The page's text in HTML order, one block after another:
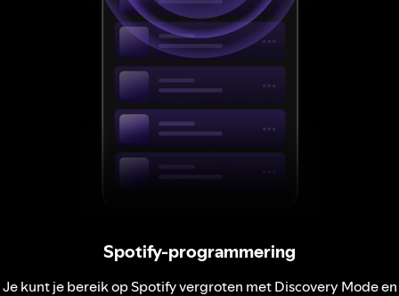
Spotify-programmering
Je kunt je bereik op Spotify vergroten met Discovery Mode en